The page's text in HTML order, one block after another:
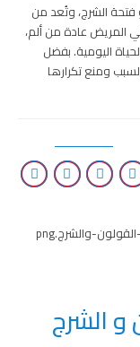
الشرج، وتُعد من
المريض عادة من ألم،
اليومية. بفضل
ومنع تكرارها
و الشرج